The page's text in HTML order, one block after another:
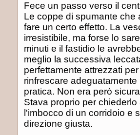
Fece un passo verso il
Le coppe di spumante
fare un certo effetto. La
irresistibile, ma forse lo
minuti e il fastidio le
meglio la successiva
perfettamente attrezzati
rinfrescare
pratica. Non era però
Stava proprio per
l'imbocco di un corridoio e
direzione giusta.